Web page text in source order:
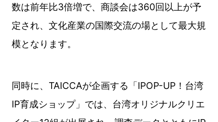
数は前年比3倍増で、商談会は360回以上が予
定され、文化産業の国際交流の場として最大規
模となります。
同時に、TAICCAが企画する「IPOP-UP！台湾
IP育成ショップ」では、台湾オリジナルクリエ